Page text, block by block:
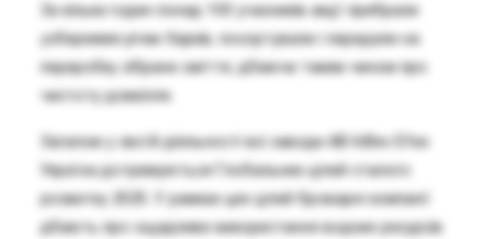
За кілька годин понад 100 учасників акції прибрали
узбережжя річки Харків, посортували і передали на
переробку зібране сміття, дбаючи таким чином про
чистоту довкілля.
Загалом у своїй діяльності всі заводи AB InBev Efes
Україна дотримуються Глобальних цілей сталого
розвитку 2025. У рамках цих цілей броварні компанії
дбають про ощадливе використання водних ресурсів